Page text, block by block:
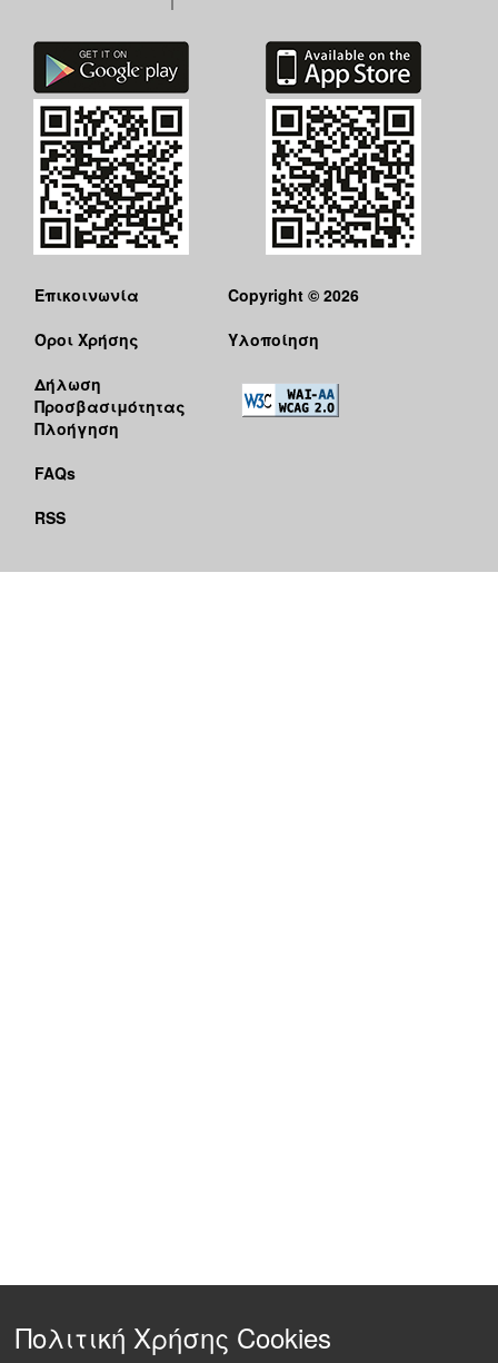
Επικοινωνία
Όροι Χρήσης
Δήλωση
Προσβασιμότητας
Πλοήγηση
FAQs
RSS
Copyright © 2026
Υλοποίηση
Πολιτική Χρήσης Cookies